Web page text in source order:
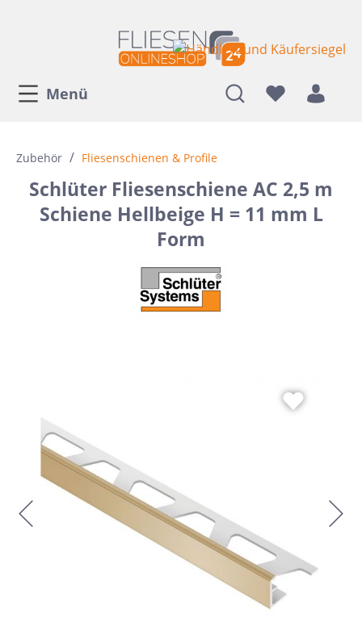
Menü
Zubehör / Fliesenschienen & Profile
Schlüter Fliesenschiene AC 2,5 m
Schiene Hellbeige H = 11 mm L
Form